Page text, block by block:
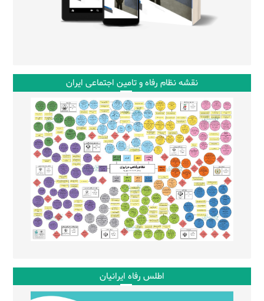
نقشه نظام رفاه و تامین اجتماعی ایران
اطلس رفاه ایرانیان